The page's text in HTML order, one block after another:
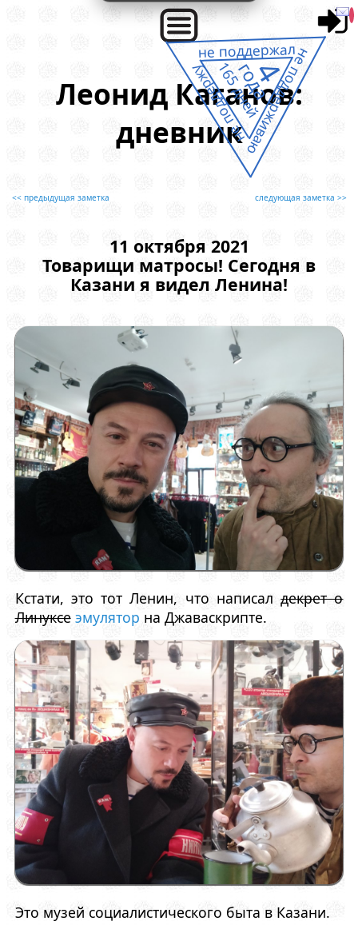
Леонид Каганов:
дневник
<< предыдущая заметка следующая заметка >>
11 октября 2021
Товарищи матросы! Сегодня в
Казани я видел Ленина!
Кстати, это тот Ленин, что написалдекрет о
Линуксе эмулятор на Джаваскрипте.
Это музей социалистического быта в Казани.
не поддержал
не поддерживаю
не поддержу4
года
165 дней